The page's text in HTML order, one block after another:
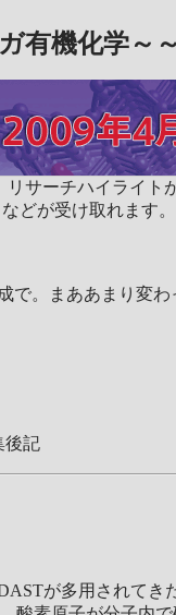
有機化学～～
リサーチハイライト
どが受け取れます。
。まああまり変わ
記
が多用されて